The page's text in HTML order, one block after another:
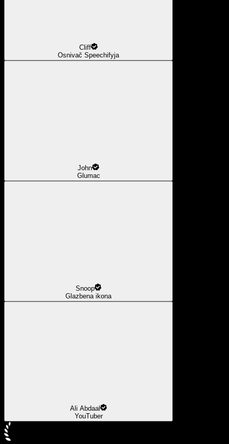
Cliff
Osnivač Speechifyja
John
Glumac
Snoop
Glazbena ikona
Ali Abdaal
YouTuber